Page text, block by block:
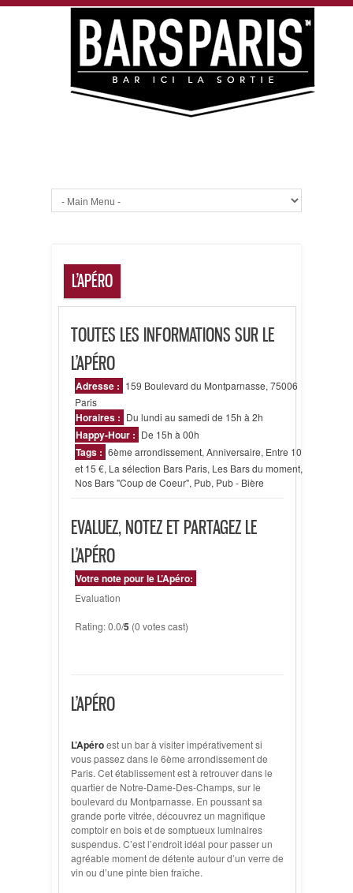
L’APÉRO
TOUTES LES INFORMATIONS SUR LE
L’APÉRO
Adresse : 159 Boulevard du Montparnasse, 75006
Paris
Horaires : Du lundi au samedi de 15h à 2h
Happy-Hour : De 15h à 00h
Tags : 6ème arrondissement, Anniversaire, Entre 10
et 15 €, La sélection Bars Paris, Les Bars du moment,
Nos Bars "Coup de Coeur", Pub, Pub - Bière
EVALUEZ, NOTEZ ET PARTAGEZ LE
L’APÉRO
Votre note pour le L’Apéro:
Evaluation
Rating: 0.0/5 (0 votes cast)
L’APÉRO
L’Apéroest un bar à visiter impérativement si
vous passez dans le 6ème arrondissement de
Paris. Cet établissement est à retrouver dans le
quartier de Notre-Dame-Des-Champs, sur le
boulevard du Montparnasse. En poussant sa
grande porte vitrée, découvrez un magnifique
comptoir en bois et de somptueux luminaires
suspendus. C’est l’endroit idéal pour passer un
agréable moment de détente autour d’un verre de
vin ou d’une pinte bien fraîche.